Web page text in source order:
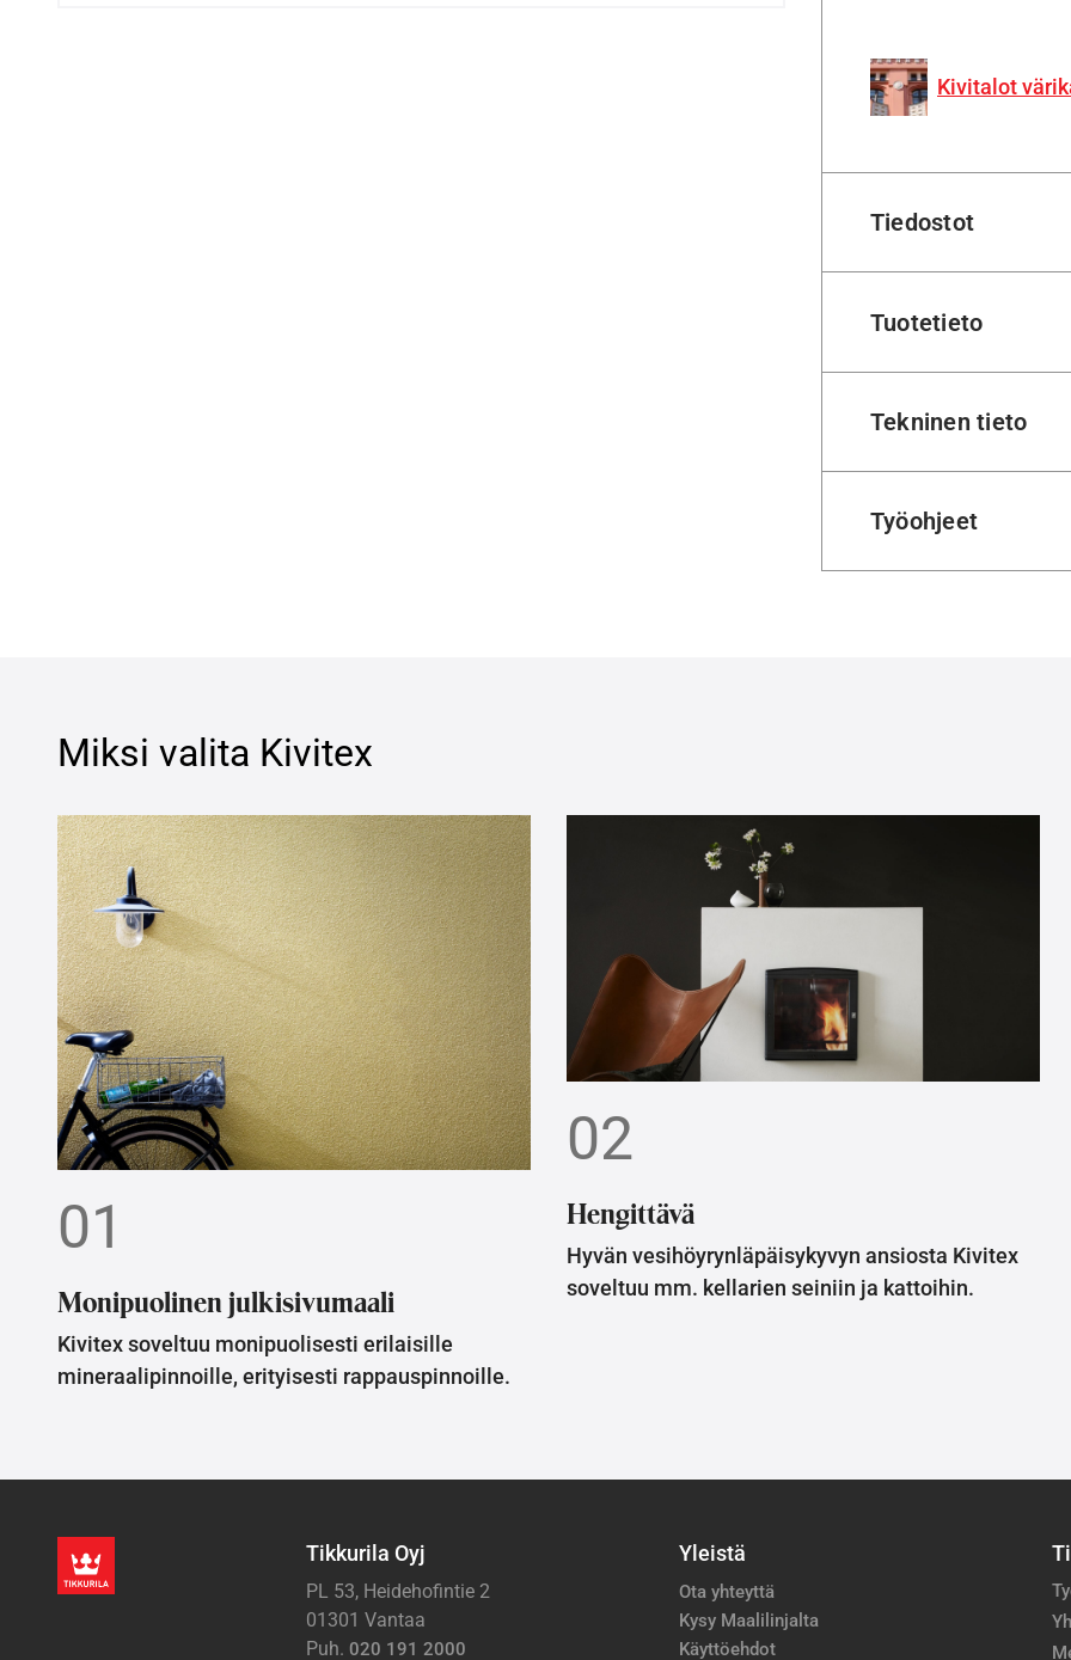
Kivitalot
Tiedostot
Tuotetieto
Tekninen tieto
Työohjeet
Miksi valita Kivitex
01
Monipuolinen julkisivumaali
Kivitex soveltuu monipuolisesti erilaisille
mineraalipinnoille, erityisesti rappauspinnoille.
02
Hengittävä
Hyvän vesihöyrynläpäisykyvyn ansiosta Kivitex
soveltuu mm. kellarien seiniin ja kattoihin.
Tikkurila Oyj
PL 53, Heidehofintie 2
01301 Vantaa
Puh. 020 191 2000
Yleistä
Ota yhteyttä
Kysy Maalilinjalta
Käyttöehdot